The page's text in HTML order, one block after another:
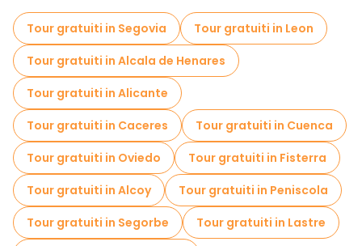
Tour gratuiti in Segovia
Tour gratuiti in Leon
Tour gratuiti in Alcala de Henares
Tour gratuiti in Alicante
Tour gratuiti in Caceres
Tour gratuiti in Cuenca
Tour gratuiti in Oviedo
Tour gratuiti in Fisterra
Tour gratuiti in Alcoy
Tour gratuiti in Peniscola
Tour gratuiti in Segorbe
Tour gratuiti in Lastre